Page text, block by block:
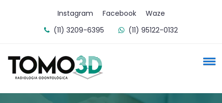
Instagram Facebook
Waze
(11) 3209-6395
(11) 95122-0132